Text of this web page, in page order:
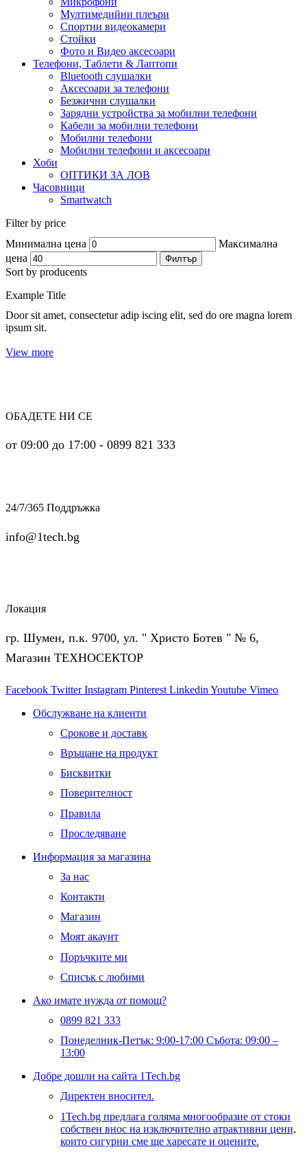
Мултимедийни плеъри
Спортни видеокамери
Стойки
Фото и Видео аксесоари
Телефони, Таблети & Лаптопи
Bluetooth слушалки
Аксесоари за телефони
Безжични слушалки
Зарядни устройства за мобилни телефони
Кабели за мобилни телефони
Мобилни телефони
Мобилни телефони и аксесоари
Хоби
ОПТИКИ ЗА ЛОВ
Часовници
Smartwatch
Filter by price
Минимална цена
Максимална
цена
Филтър
Sort by producents
Example Title
Door sit amet, consectetur adip iscing elit, sed do ore magna lorem
ipsum sit.
View more
ОБАДЕТЕ НИ СЕ
от 09:00 до 17:00 - 0899 821 333
24/7/365 Поддръжка
info@1tech.bg
Локация
гр. Шумен, п.к. 9700, ул. " Христо Ботев " № 6,
Магазин ТЕХНОСЕКТОР
Facebook Twitter Instagram Pinterest Linkedin Youtube Vimeo
Обслужване на клиенти
Срокове и доставк
Връщане на продукт
Бисквитки
Поверителност
Правила
Проследяване
Информация за магазина
За нас
Контакти
Магазин
Моят акаунт
Поръчките ми
Списък с любими
Ако имате нужда от помощ?
0899 821 333
Понеделник-Петък: 9:00-17:00 Събота: 09:00 –
13:00
Добре дошли на сайта 1Tech.bg
Директен вносител.
1Tech.bg предлага голяма многообразие от стоки
собствен внос на изключително атрактивни цени,
които сигурни сме ще харесате и оцените.